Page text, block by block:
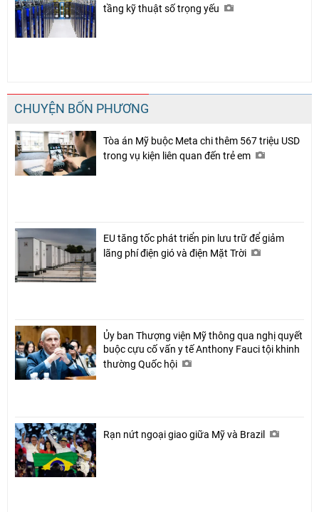
tầng kỹ thuật số trọng yếu
CHUYỆN BỐN PHƯƠNG
Tòa án Mỹ buộc Meta chi thêm 567 triệu USD
trong vụ kiện liên quan đến trẻ em
EU tăng tốc phát triển pin lưu trữ để giảm
lãng phí điện gió và điện Mặt Trời
Ủy ban Thượng viện Mỹ thông qua nghị quyết
buộc cựu cố vấn y tế Anthony Fauci tội khinh
thường Quốc hội
Rạn nứt ngoại giao giữa Mỹ và Brazil